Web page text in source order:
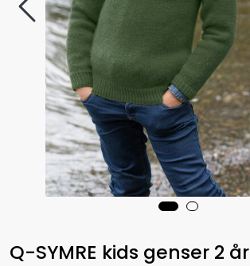
Q-SYMRE kids genser 2 år